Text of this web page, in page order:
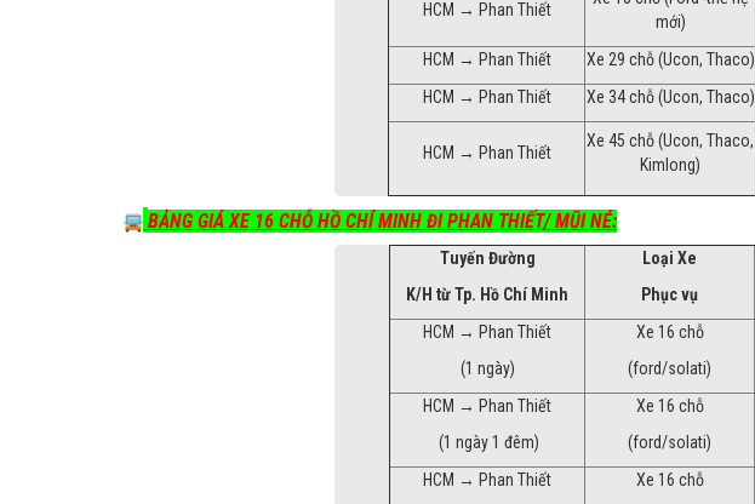
HCM → Phan Thiết
mới)
HCM → Phan Thiết Xe 29 chỗ (Ucon, Thaco)
HCM → Phan Thiết
Xe 34 chỗ (Ucon, Thaco)
HCM → Phan Thiết
Xe 45 chỗ (Ucon, Thaco,
Kimlong)
BẢNG GIÁ XE 16 CHỖ HỒ CHÍ MINH ĐI PHAN THIẾT/ MŨI NÉ:
Tuyến Đường
K/H từ Tp. Hồ Chí Minh
Loại Xe
Phục vụ
HCM → Phan Thiết
(1 ngày)
Xe 16 chỗ
(ford/solati)
HCM → Phan Thiết
(1 ngày 1 đêm)
Xe 16 chỗ
(ford/solati)
HCM → Phan Thiết
Xe 16 chỗ